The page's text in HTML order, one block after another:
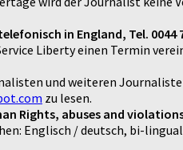
in England, Tel. 0044
Liberty einen Termin
und weiteren
zu lesen.
Rights, abuses and
Englisch / deutsch, bi-